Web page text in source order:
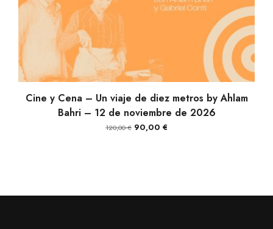
AÑADIR AL CARRITO
Cine y Cena – Un viaje de diez metros by Ahlam
Bahri – 12 de noviembre de 2026
120,00€ El
90,00 €